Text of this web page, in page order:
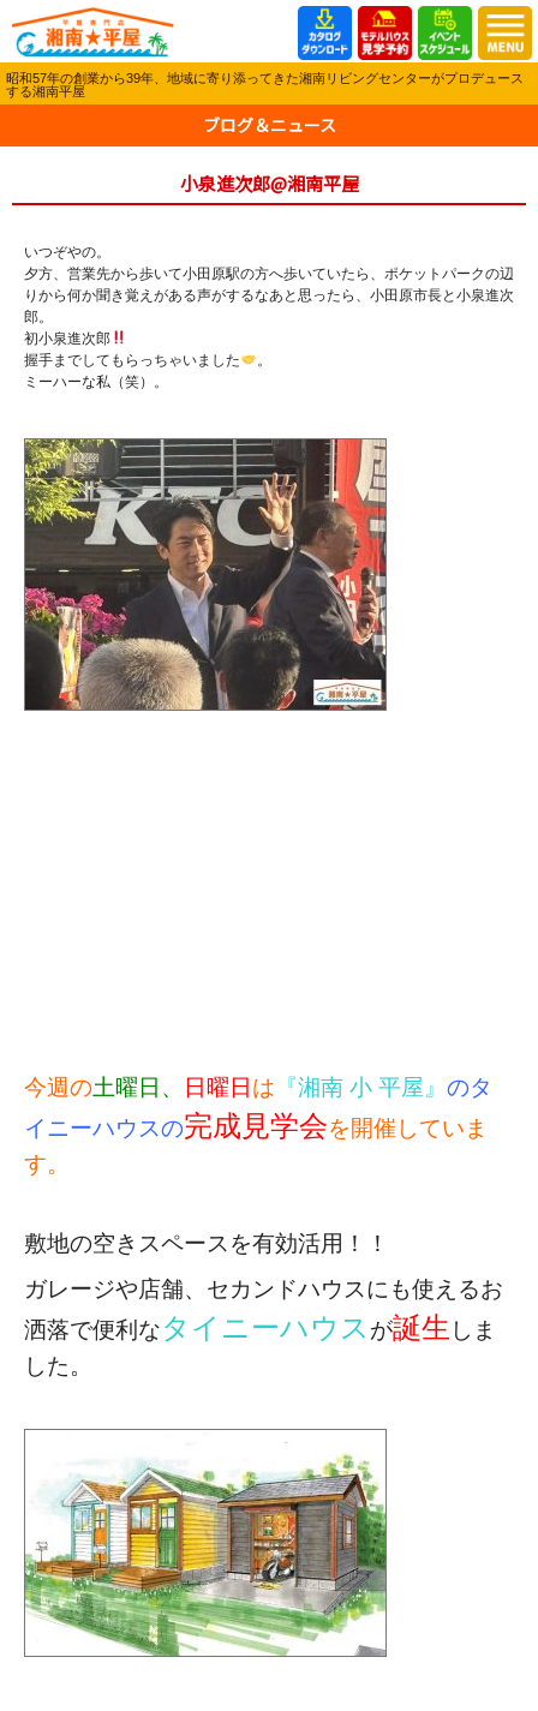
昭和57年の創業から39年、地域に寄り添ってきた湘南リビングセンターがプロデュース
する湘南平屋
ブログ＆ニュース
小泉進次郎@湘南平屋
いつぞやの。
夕方、営業先から歩いて小田原駅の方へ歩いていたら、ポケットパークの辺
りから何か聞き覚えがある声がするなあと思ったら、小田原市長と小泉進次
郎。
初小泉進次郎
握手までしてもらっちゃいました
。
ミーハーな私（笑）。
今週の土曜日、 日曜日 は 『湘南 小 平屋』 のタ
イニーハウスの完成見学会を開催していま
す。
敷地の空きスペースを有効活用！！
ガレージや店舗、セカンドハウスにも使えるお
洒落で便利なタイニーハウス が誕生 しま
した。